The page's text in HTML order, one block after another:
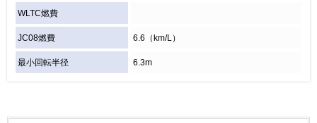
WLTC燃費
JC08燃費 6.6（km/L）
最小回転半径 6.3m